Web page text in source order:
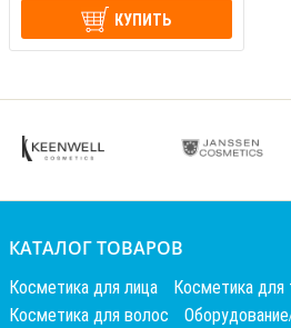
КУПИТЬ
КАТАЛОГ ТОВАРОВ
Косметика для лица
Косметика для
Косметика для волос